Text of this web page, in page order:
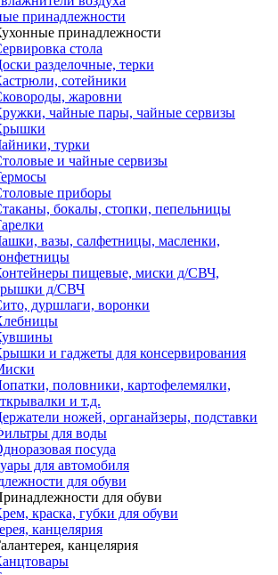
принадлежности
принадлежности
стола
разделочные, терки
сотейники
жаровни
чайные пары, чайные сервизы
турки
и чайные сервизы
приборы
бокалы, стопки, пепельницы
вазы, салфетницы, масленки,
пищевые, миски д/СВЧ,
д/СВЧ
дуршлаги, воронки
и гаджеты для консервирования
половники, картофелемялки,
и т.д.
ножей, органайзеры, подставки
для воды
посуда
для автомобиля
для обуви
для обуви
краска, губки для обуви
канцелярия
канцелярия